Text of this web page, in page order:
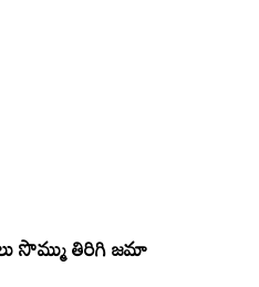
సొమ్ము తిరిగి జమా